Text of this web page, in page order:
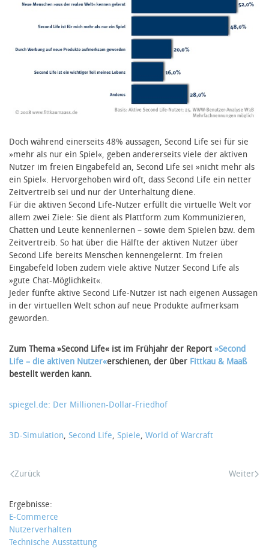
Doch während einerseits 48% aussagen, Second Life sei für sie
»mehr als nur ein Spiel«, geben andererseits viele der aktiven
Nutzer im freien Eingabefeld an, Second Life sei »nicht mehr als
ein Spiel«. Hervorgehoben wird oft, dass Second Life ein netter
Zeitvertreib sei und nur der Unterhaltung diene.
Für die aktiven Second Life-Nutzer erfüllt die virtuelle Welt vor
allem zwei Ziele: Sie dient als Plattform zum Kommunizieren,
Chatten und Leute kennenlernen – sowie dem Spielen bzw. dem
Zeitvertreib. So hat über die Hälfte der aktiven Nutzer über
Second Life bereits Menschen kennengelernt. Im freien
Eingabefeld loben zudem viele aktive Nutzer Second Life als
»gute Chat-Möglichkeit«.
Jeder fünfte aktive Second Life-Nutzer ist nach eigenen Aussagen
in der virtuellen Welt schon auf neue Produkte aufmerksam
geworden.
Zum Thema »Second Life« ist im Frühjahr der Report »Second
Life – die aktiven Nutzer«erschienen, der über Fittkau & Maaß
bestellt werden kann.
spiegel.de: Der Millionen-Dollar-Friedhof
3D-Simulation, Second Life, Spiele, World of Warcraft
Zurück Weiter
Ergebnisse:
E-Commerce
Nutzerverhalten
Technische Ausstattung